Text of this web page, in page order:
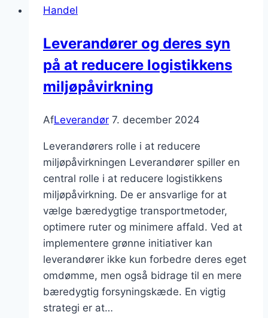
Handel
Leverandører og deres syn
på at reducere logistikkens
miljøpåvirkning
AfLeverandør 7. december 2024
Leverandørers rolle i at reducere
miljøpåvirkningen Leverandører spiller en
central rolle i at reducere logistikkens
miljøpåvirkning. De er ansvarlige for at
vælge bæredygtige transportmetoder,
optimere ruter og minimere affald. Ved at
implementere grønne initiativer kan
leverandører ikke kun forbedre deres eget
omdømme, men også bidrage til en mere
bæredygtig forsyningskæde. En vigtig
strategi er at…